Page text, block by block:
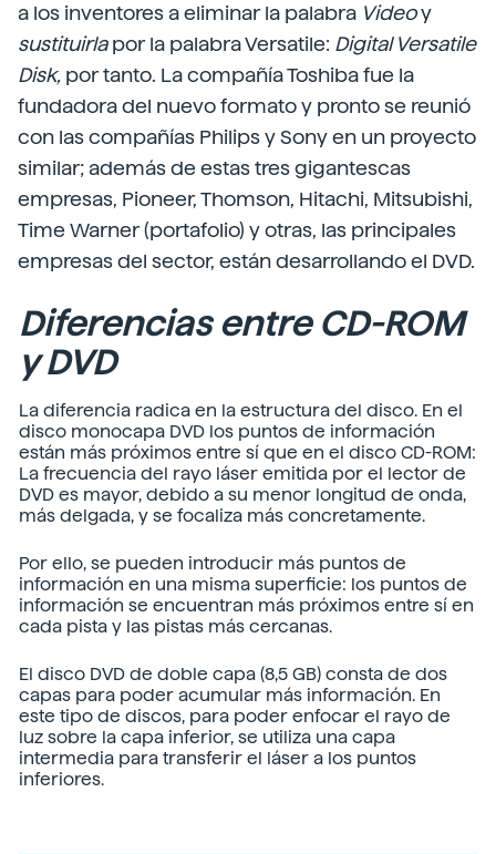
a los inventores a eliminar la palabra Videoy
sustituirlapor la palabra Versatile: Digital Versatile
Disk, por tanto. La compañía Toshiba fue la
fundadora del nuevo formato y pronto se reunió
con las compañías Philips y Sony en un proyecto
similar; además de estas tres gigantescas
empresas, Pioneer, Thomson, Hitachi, Mitsubishi,
Time Warner (portafolio) y otras, las principales
empresas del sector, están desarrollando el DVD.
Diferencias entre CD-ROM
y DVD
La diferencia radica en la estructura del disco. En el
disco monocapa DVD los puntos de información
están más próximos entre sí que en el disco CD-ROM:
La frecuencia del rayo láser emitida por el lector de
DVD es mayor, debido a su menor longitud de onda,
más delgada, y se focaliza más concretamente.
Por ello, se pueden introducir más puntos de
información en una misma superficie: los puntos de
información se encuentran más próximos entre sí en
cada pista y las pistas más cercanas.
El disco DVD de doble capa (8,5 GB) consta de dos
capas para poder acumular más información. En
este tipo de discos, para poder enfocar el rayo de
luz sobre la capa inferior, se utiliza una capa
intermedia para transferir el láser a los puntos
inferiores.